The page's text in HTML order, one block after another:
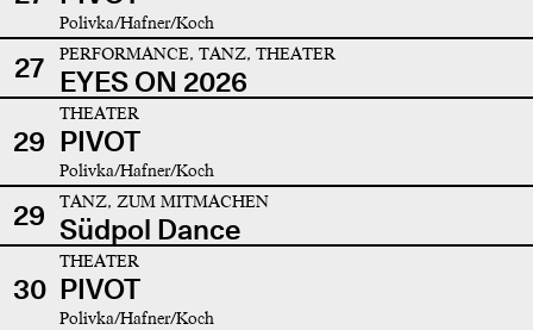
Polivka/Hafner/Koch
27 PERFORMANCE, TANZ, THEATER
EYES ON 2026
29
THEATER
PIVOT
Polivka/Hafner/Koch
29 TANZ, ZUM MITMACHEN
Südpol Dance
30
THEATER
PIVOT
Polivka/Hafner/Koch